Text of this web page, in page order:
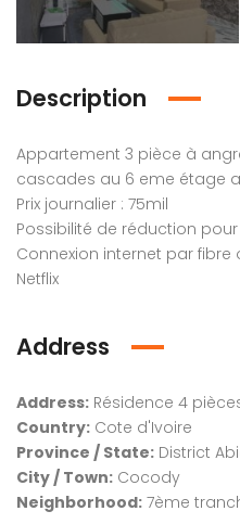
Description
Appartement 3 pièce à
cascades au 6 eme étage
Prix journalier : 75mil
Possibilité de réduction
Connexion internet par
Netflix
Address
Address: Résidence 4
Country: Cote d'Ivoire
Province / State: District
City / Town: Cocody
Neighborhood: 7ème
found